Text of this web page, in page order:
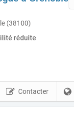
(38100)
réduite
Contacter